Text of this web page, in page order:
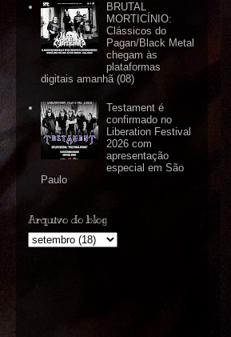
BRUTAL
MORTICÍNIO:
Clássicos do
Pagan/Black Metal
chegam às
plataformas
digitais amanhã (08)
Testament é
confirmado no
Liberation Festival
2026 com
apresentação
especial em São
Paulo
Arquivo do blog